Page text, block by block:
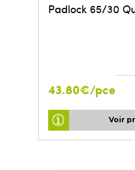
Padlock 65/30
43.80€/pce
Voir